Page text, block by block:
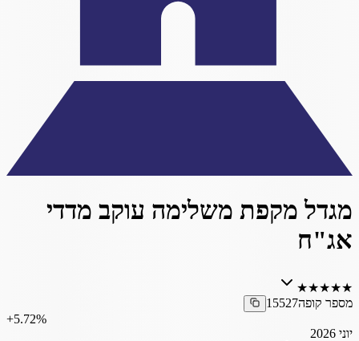
מגדל מקפת משלימה עוקב מדדי
אג"ח
★
★
★
★
★
מספר קופה15527
‎+5.72%
יוני 2026